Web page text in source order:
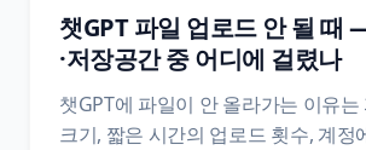
챗GPT 파일 업로드 안 될 때
·저장공간 중 어디에 걸렸나
챗GPT에 파일이 안 올라가는 이유는
크기, 짧은 시간의 업로드 횟수, 계정